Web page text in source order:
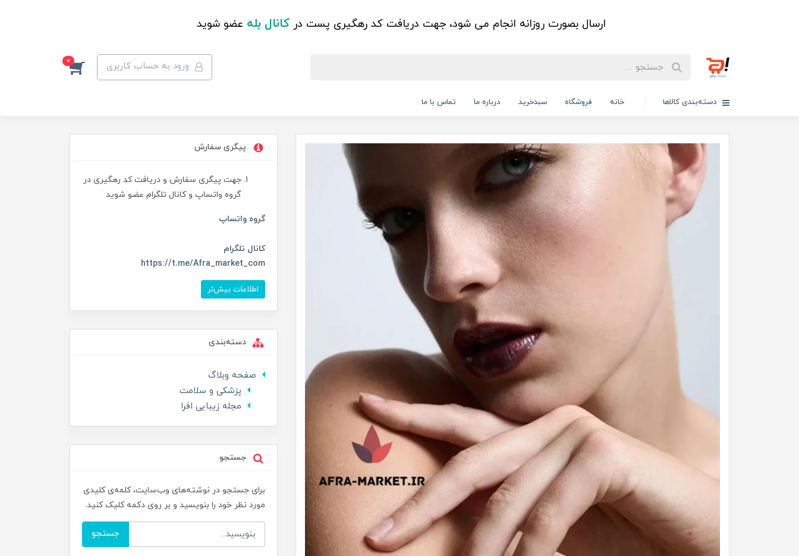
ارسال بصورت روزانه انجام می شود، جهت دریافت کد رهگیری پست در کانال بله عضو شوید
ورود به حساب کاربری 0
دسته‌بندی کالاها خانه فروشگاه سبدخرید درباره ما تماس با ما
پیگری سفارش
جهت پیگری سفارش و دریافت کد رهگیری در
گروه واتساپ و کانال تلگرام عضو شوید
گروه واتساپ
کانال تلگرام
https://t.me/Afra_market_com
اطلاعات بیش‌تر
دسته‌بندی
صفحه وبلاگ
پزشکی و سلامت
مجله زیبایی افرا
جستجو
برای جستجو در نوشته‌های وب‌سایت، کلمه‌ی کلیدی
مورد نظر خود را بنویسید و بر روی دکمه کلیک کنید.
جستجو